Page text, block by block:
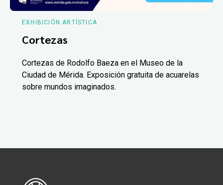
EXHIBICIÓN ARTÍSTICA
Cortezas
Cortezas de Rodolfo Baeza en el Museo de la
Ciudad de Mérida. Exposición gratuita de acuarelas
sobre mundos imaginados.